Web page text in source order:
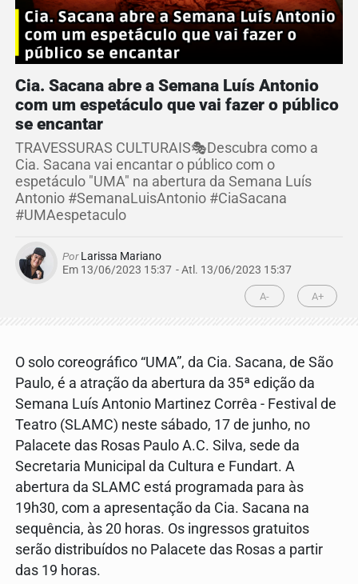
Cia. Sacana abre a Semana Luís Antonio
com um espetáculo que vai fazer o público
se encantar
TRAVESSURAS CULTURAIS🎭Descubra como a
Cia. Sacana vai encantar o público com o
espetáculo "UMA" na abertura da Semana Luís
Antonio #SemanaLuisAntonio #CiaSacana
#UMAespetaculo
PorLarissa Mariano
Em 13/06/2023 15:37 - Atl. 13/06/2023 15:37
A- A+
O solo coreográfico “UMA”, da Cia. Sacana, de São
Paulo, é a atração da abertura da 35ª edição da
Semana Luís Antonio Martinez Corrêa - Festival de
Teatro (SLAMC) neste sábado, 17 de junho, no
Palacete das Rosas Paulo A.C. Silva, sede da
Secretaria Municipal da Cultura e Fundart. A
abertura da SLAMC está programada para às
19h30, com a apresentação da Cia. Sacana na
sequência, às 20 horas. Os ingressos gratuitos
serão distribuídos no Palacete das Rosas a partir
das 19 horas.